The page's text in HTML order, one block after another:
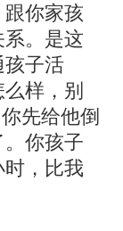
你家孩
。是这
孩子活
样，别
先给他倒
你孩子
，比我